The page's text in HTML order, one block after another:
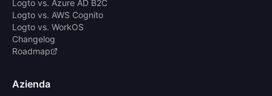
Logto vs. Azure AD B2C
Logto vs. AWS Cognito
Logto vs. WorkOS
Changelog
Roadmap
Azienda